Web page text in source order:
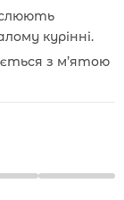
курінні.
з м’ятою